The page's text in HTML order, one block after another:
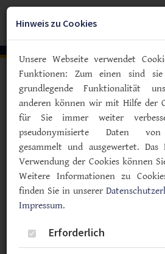
Zum
Hauptinhalt
Vorlesen
Diabetes-Selbsthilfe live erleben
Bunte Angebote in
Typ-F-Aktiven beim
2025
11.09.2025
Typ F
Hinweis zu Cookies
Unsere Webseite verwendet
Funktionen: Zum einen sind
grundlegende Funktionalität
anderen können wir mit Hilfe der
für Sie immer weiter
pseudonymisierte Daten von
gesammelt und ausgewertet.
Verwendung der Cookies können
Weitere Informationen zu
finden Sie in unserer
Impressum.
Erforderlich